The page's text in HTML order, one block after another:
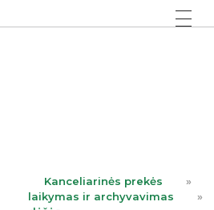
Kanceliarinės prekės »
laikymas ir archyvavimas
»